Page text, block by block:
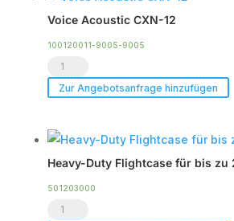
Voice Acoustic CXN-12
100120011-9005-9005
Voice
Acoustic
12
Menge
Zur Angebotsanfrage hinzufügen
Heavy-Duty Flightcase für bis zu
501203000
Heavy-